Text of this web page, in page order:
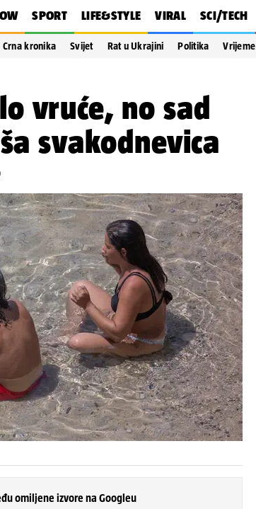
SPORT LIFE&STYLE VIRAL SCI/TECH
Crna kronika Svijet Rat u Ukrajini Politika Vrijeme
vruće, no sad
svakodnevica
omiljene izvore na Googleu